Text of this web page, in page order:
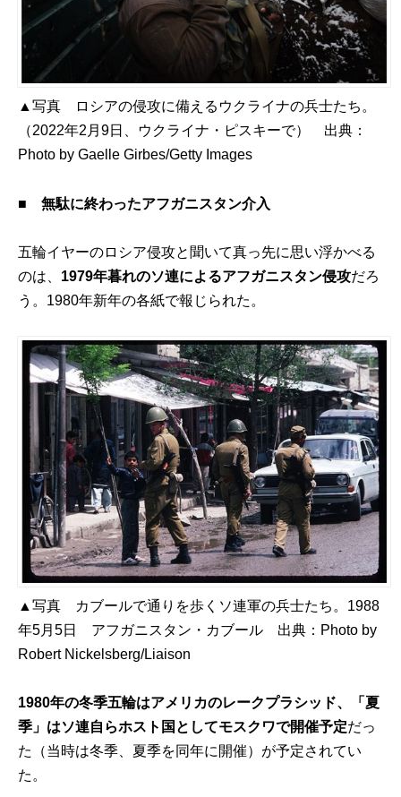
▲写真 ロシアの侵攻に備えるウクライナの兵士たち。
（2022年2月9日、ウクライナ・ピスキーで） 出典：
Photo by Gaelle Girbes/Getty Images
■無駄に終わったアフガニスタン介入
五輪イヤーのロシア侵攻と聞いて真っ先に思い浮かべる
のは、 1979年暮れのソ連によるアフガニスタン侵攻だろ
う。1980年新年の各紙で報じられた。
▲写真 カブールで通りを歩くソ連軍の兵士たち。1988
年5月5日 アフガニスタン・カブール 出典： Photo by
Robert Nickelsberg/Liaison
1980年の冬季五輪はアメリカのレークプラシッド、「夏
季」はソ連自らホスト国としてモスクワで開催予定だっ
た（当時は冬季、夏季を同年に開催）が予定されてい
た。